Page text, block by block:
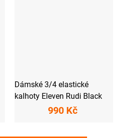
Dámské 3/4 elastické
kalhoty Eleven Rudi Black
990 Kč